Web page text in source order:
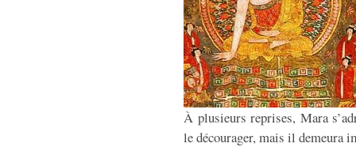
À plusieurs reprises, Mara
le décourager, mais il demeura